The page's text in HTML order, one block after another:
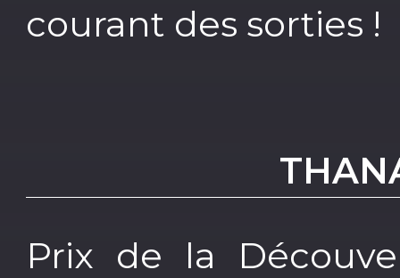
courant des sorties !
Prix de la